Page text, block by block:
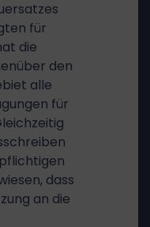
für
die
den
alle
für
dass
an die